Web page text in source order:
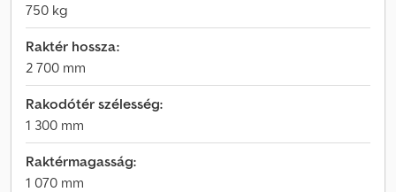
750 kg
Raktér hossza:
2 700 mm
Rakodótér szélesség:
1 300 mm
Raktérmagasság:
1 070 mm